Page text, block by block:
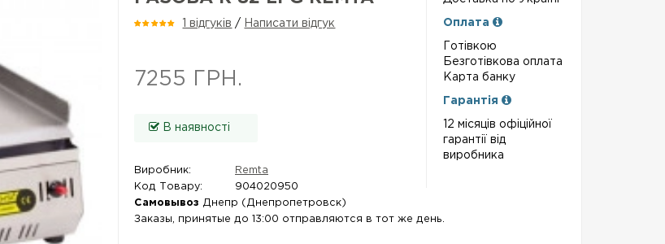
1 відгуків / Написати відгук
7255 ГРН.
В наявності
Виробник:
Remta
Код Товару:
904020950
Самовывоз Днепр (Днепропетровск)
Заказы, принятые до 13:00 отправляются в тот же день.
Оплата
Готівкою
Безготівкова оплата
Карта банку
Гарантія
12 місяців офіційної
гарантії від
виробника